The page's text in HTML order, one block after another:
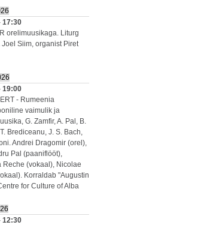
17:30
orelimuusikaga. Liturg
Siim, organist Piret
19:00
- Rumeenia
vaimulik ja
G. Zamfir, A. Pal, B.
Brediceanu, J. S. Bach,
Andrei Dragomir (orel),
Pal (paaniflööt),
Reche (vokaal), Nicolae
Korraldab "Augustin
for Culture of Alba
12:30